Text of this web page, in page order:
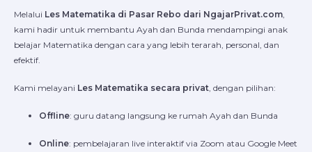
Melalui Les Matematika di Pasar Rebo dari NgajarPrivat.com
kami hadir untuk membantu Ayah dan Bunda mendampingi anak
belajar Matematika dengan cara yang lebih terarah, personal, dan
efektif.
Kami melayani Les Matematika secara privat , dengan pilihan:
Offline: guru datang langsung ke rumah Ayah dan Bunda
Online: pembelajaran live interaktif via Zoom atau Google Meet